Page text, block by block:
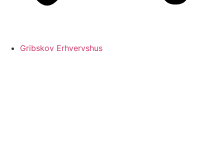
Gribskov Erhvervshus